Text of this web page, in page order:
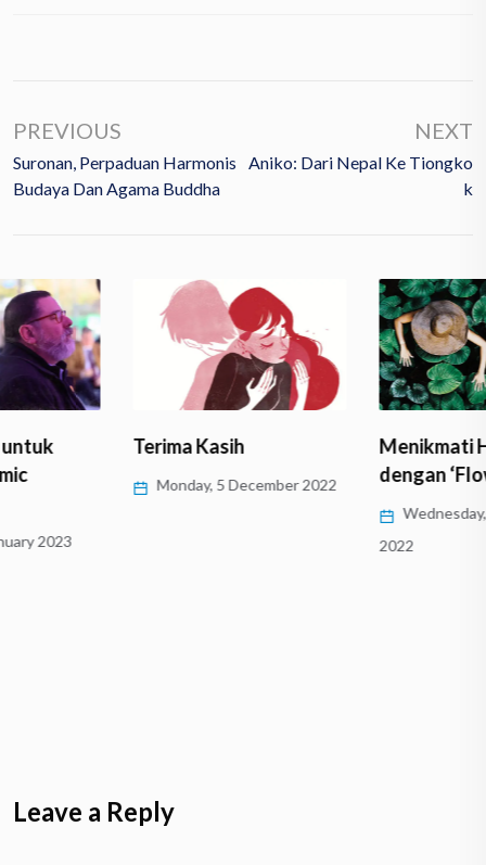
PREVIOUS
Suronan, Perpaduan Harmonis
Budaya Dan Agama Buddha
NEXT
Aniko: Dari Nepal Ke Tiongko
K
Terima Kasih
Monday, 5 December 2022
Menikmati Hidup
dengan ‘Flow State’
Wednesday, 5 October
Leave a Reply